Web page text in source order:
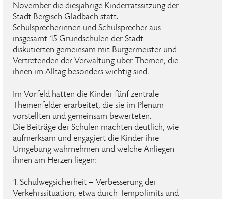
November die diesjährige Kinderratssitzung der
Stadt Bergisch Gladbach statt.
Schulsprecherinnen und Schulsprecher aus
insgesamt 15 Grundschulen der Stadt
diskutierten gemeinsam mit Bürgermeister und
Vertretenden der Verwaltung über Themen, die
ihnen im Alltag besonders wichtig sind.
Im Vorfeld hatten die Kinder fünf zentrale
Themenfelder erarbeitet, die sie im Plenum
vorstellten und gemeinsam bewerteten.
Die Beiträge der Schulen machten deutlich, wie
aufmerksam und engagiert die Kinder ihre
Umgebung wahrnehmen und welche Anliegen
ihnen am Herzen liegen:
1. Schulwegsicherheit – Verbesserung der
Verkehrssituation, etwa durch Tempolimits und